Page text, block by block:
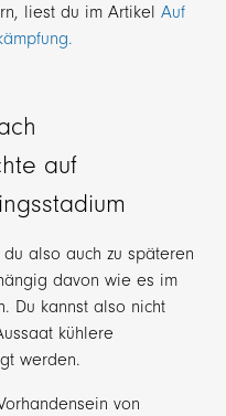
liest du im ArtikelAuf
auf
also auch zu späteren
davon wie es im
Du kannst also nicht
kühlere
werden.
von